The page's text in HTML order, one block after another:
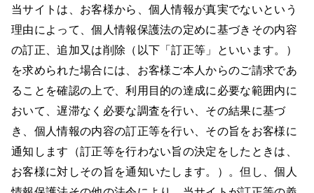
当サイトは、お客様から、個人情報が真実でないという
理由によって、個人情報保護法の定めに基づきその内容
の訂正、追加又は削除（以下「訂正等」といいます。）
を求められた場合には、お客様ご本人からのご請求であ
ることを確認の上で、利用目的の達成に必要な範囲内に
おいて、遅滞なく必要な調査を行い、その結果に基づ
き、個人情報の内容の訂正等を行い、その旨をお客様に
通知します（訂正等を行わない旨の決定をしたときは、
お客様に対しその旨を通知いたします。）。但し、個人